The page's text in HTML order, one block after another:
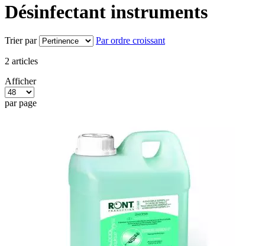
Désinfectant instruments
Trier par Par ordre croissant
2 articles
Afficher
par page